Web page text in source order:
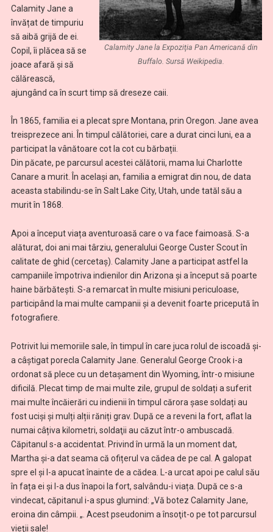
Calamity Jane la Expoziţia Pan Americană din
Buffalo. Sursă Weikipedia.
Calamity Jane a
învățat de timpuriu
să aibă grijă de ei.
Copil, îi plăcea să se
joace afară și să
călărească,
ajungând ca în scurt timp să dreseze caii.
În 1865, familia ei a plecat spre Montana, prin Oregon. Jane avea
treisprezece ani. În timpul călătoriei, care a durat cinci luni, ea a
participat la vânătoare cot la cot cu bărbații.
Din păcate, pe parcursul acestei călătorii, mama lui Charlotte
Canare a murit. În același an, familia a emigrat din nou, de data
aceasta stabilindu-se în Salt Lake City, Utah, unde tatăl său a
murit în 1868.
Apoi a început viața aventuroasă care o va face faimoasă. S-a
alăturat, doi ani mai târziu, generalului George Custer Scout în
calitate de ghid (cercetaș). Calamity Jane a participat astfel la
campaniile împotriva indienilor din Arizona şi a început să poarte
haine bărbătești. S-a remarcat în multe misiuni periculoase,
participând la mai multe campanii și a devenit foarte pricepută în
fotografiere.
Potrivit lui memoriile sale, în timpul în care juca rolul de iscoadă şi-
a câștigat porecla Calamity Jane. Generalul George Crook i-a
ordonat să plece cu un detașament din Wyoming, într-o misiune
dificilă. Plecat timp de mai multe zile, grupul de soldați a suferit
mai multe încăierări cu indienii în timpul cărora șase soldați au
fost uciși și mulți alții răniți grav. După ce a reveni la fort, aflat la
numai câțiva kilometri, soldaţii au căzut într-o ambuscadă.
Căpitanul s-a accidentat. Privind în urmă la un moment dat,
Martha și-a dat seama că ofițerul va cădea de pe cal. A galopat
spre el și l-a apucat înainte de a cădea. L-a urcat apoi pe calul său
în fața ei și l-a dus înapoi la fort, salvându-i viața. După ce s-a
vindecat, căpitanul i-a spus glumind: „Vă botez Calamity Jane,
eroina din câmpii. „. Acest pseudonim a însoţit-o pe tot parcursul
vieţii sale!